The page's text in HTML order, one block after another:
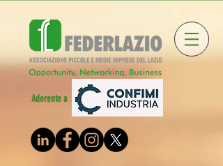
Aderente a